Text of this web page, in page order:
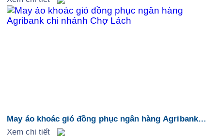
May áo khoác gió đồng phục ngân hàng Agribank
chi nhánh Chợ Lách
Xem chi tiết